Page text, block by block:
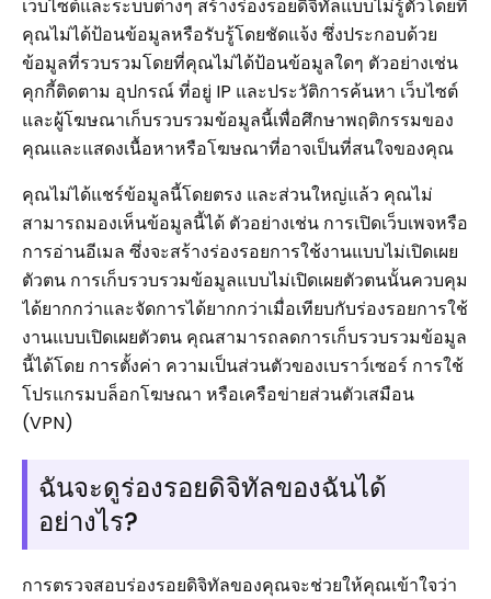
เว็บไซต์และระบบต่างๆ สร้างร่องรอยดิจิทัลแบบไม่รู้ตัวโดยที่
คุณไม่ได้ป้อนข้อมูลหรือรับรู้โดยชัดแจ้ง ซึ่งประกอบด้วย
ข้อมูลที่รวบรวมโดยที่คุณไม่ได้ป้อนข้อมูลใดๆ ตัวอย่างเช่น
คุกกี้ติดตาม อุปกรณ์ ที่อยู่ IP และประวัติการค้นหา เว็บไซต์
และผู้โฆษณาเก็บรวบรวมข้อมูลนี้เพื่อศึกษาพฤติกรรมของ
คุณและแสดงเนื้อหาหรือโฆษณาที่อาจเป็นที่สนใจของคุณ
คุณไม่ได้แชร์ข้อมูลนี้โดยตรง และส่วนใหญ่แล้ว คุณไม่
สามารถมองเห็นข้อมูลนี้ได้ ตัวอย่างเช่น การเปิดเว็บเพจหรือ
การอ่านอีเมล ซึ่งจะสร้างร่องรอยการใช้งานแบบไม่เปิดเผย
ตัวตน การเก็บรวบรวมข้อมูลแบบไม่เปิดเผยตัวตนนั้นควบคุม
ได้ยากกว่าและจัดการได้ยากกว่าเมื่อเทียบกับร่องรอยการใช้
งานแบบเปิดเผยตัวตน คุณสามารถลดการเก็บรวบรวมข้อมูล
นี้ได้โดย การตั้งค่า ความเป็นส่วนตัวของเบราว์เซอร์ การใช้
โปรแกรมบล็อกโฆษณา หรือเครือข่ายส่วนตัวเสมือน
(VPN)
ฉันจะดูร่องรอยดิจิทัลของฉันได้
อย่างไร?
การตรวจสอบร่องรอยดิจิทัลของคุณจะช่วยให้คุณเข้าใจว่า